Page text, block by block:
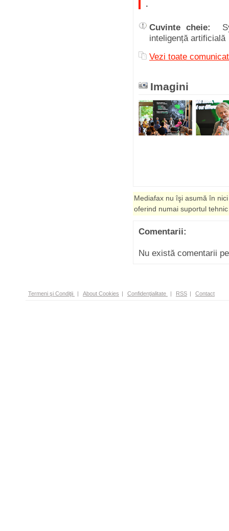
.
Cuvinte cheie:
inteligență artificială
Vezi toate
Imagini
Mediafax nu îşi asumă în
oferind numai suportul
Comentarii:
Nu există comentarii
Termeni şi Condiţii | About Cookies | Confidenţialitate | RSS | Contact